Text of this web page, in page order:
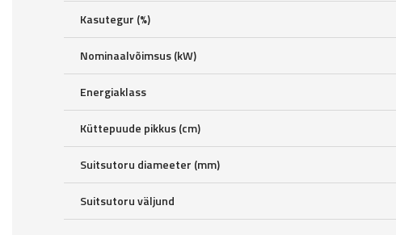
Kasutegur (%)
Nominaalvõimsus (kW)
Energiaklass
Küttepuude pikkus (cm)
Suitsutoru diameeter (mm)
Suitsutoru väljund